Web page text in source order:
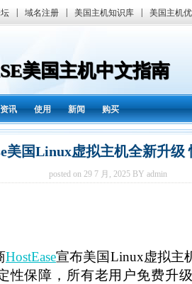
域名注册 美国主机知识库 美国主机
美国主机中文指南
讯 使用 新闻 购买
美国Linux虚拟主机全新升级
posted on 29 7 月, 2025 BY admin
HostEase宣布美国Linux虚拟主
性保障，所有老用户免费升